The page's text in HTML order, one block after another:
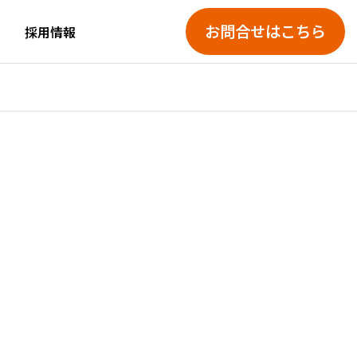
お問合せはこちら
採用情報